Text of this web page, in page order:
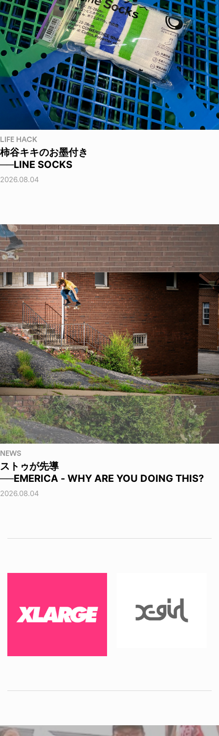
LIFE HACK
柿谷キキのお墨付き
──LINE SOCKS
2026.08.04
NEWS
ストゥが先導
──EMERICA - WHY ARE YOU DOING THIS?
2026.08.04